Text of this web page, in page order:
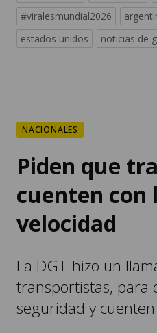
#viralesmundial2026
estados unidos
noticias de
NACIONALES
Piden que
cuenten
velocidad
La DGT hizo un
transportistas, para
seguridad y cuenten